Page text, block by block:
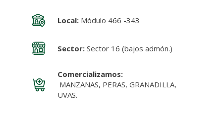
Local:Módulo 466 -343
Sector:Sector 16 (bajos admón.)
Comercializamos:
MANZANAS, PERAS, GRANADILLA,
UVAS.